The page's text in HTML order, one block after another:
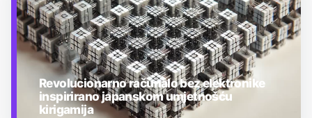
Revolucionarno računalo bez elektronike
inspirirano japanskom umjetnošću
kirigamija